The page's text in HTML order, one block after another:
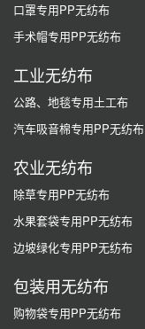
口罩专用PP无纺布
手术帽专用PP无纺布
工业无纺布
公路、地毯专用土工布
汽车吸音棉专用PP无纺布
农业无纺布
除草专用PP无纺布
水果套袋专用PP无纺布
边坡绿化专用PP无纺布
包装用无纺布
购物袋专用PP无纺布